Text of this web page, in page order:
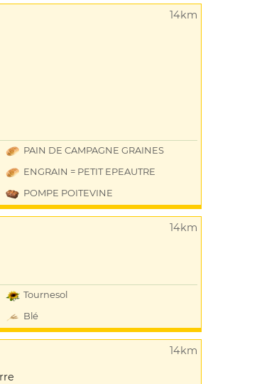
14km
PAIN DE CAMPAGNE GRAINES
ENGRAIN = PETIT EPEAUTRE
POMPE POITEVINE
14km
Tournesol
Blé
14km